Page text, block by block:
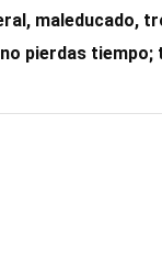
maleducado,
pierdas tiempo;